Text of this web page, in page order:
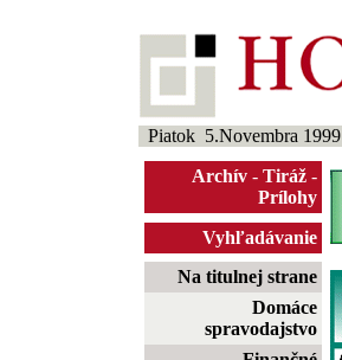
Piatok 5.Novembra 1999
Archív - Tiráž -
Prílohy
Vyhľadávanie
Na titulnej strane
Domáce
spravodajstvo